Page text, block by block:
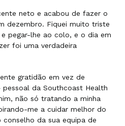
neto e acabou de fazer o
dezembro. Fiquei muito triste
pegar-lhe ao colo, e o dia em
foi uma verdadeira
gratidão em vez de
da Southcoast Health
não só tratando a minha
me a cuidar melhor do
conselho da sua equipa de